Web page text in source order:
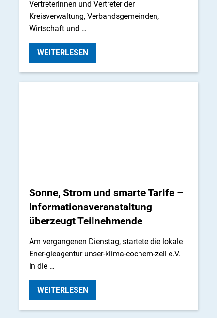
Vertreterinnen und Vertreter der
Kreisverwaltung, Verbandsgemeinden,
Wirtschaft und …
WEITERLESEN
Sonne, Strom und smarte Tarife –
Informationsveranstaltung
überzeugt Teilnehmende
Am vergangenen Dienstag, startete die lokale
Ener-gieagentur unser-klima-cochem-zell e.V.
in die …
WEITERLESEN